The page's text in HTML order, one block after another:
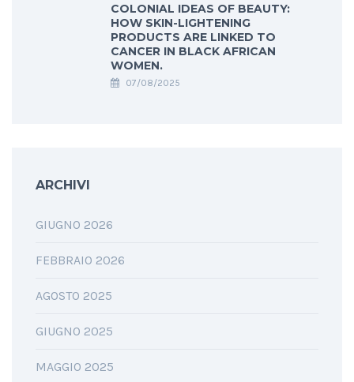
COLONIAL IDEAS OF BEAUTY:
HOW SKIN-LIGHTENING
PRODUCTS ARE LINKED TO
CANCER IN BLACK AFRICAN
WOMEN.
07/08/2025
ARCHIVI
GIUGNO 2026
FEBBRAIO 2026
AGOSTO 2025
GIUGNO 2025
MAGGIO 2025